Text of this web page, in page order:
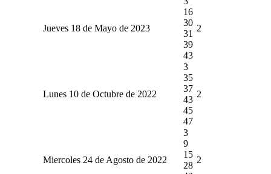
Jueves 18 de Mayo de 2023
16
30
31
39
43
2
Lunes 10 de Octubre de 2022
3
35
37
43
45
47
2
Miercoles 24 de Agosto de 2022
3
9
15
28
2